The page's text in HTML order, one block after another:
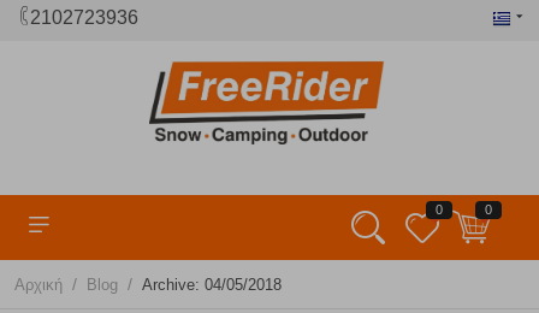
2102723936
0 0
Αρχική / Blog / Archive: 04/05/2018